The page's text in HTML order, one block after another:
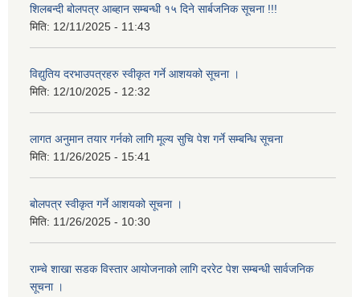
शिलबन्दी बोलपत्र आब्हान सम्बन्धी १५ दिने सार्बजनिक सूचना !!!
मिति: 12/11/2025 - 11:43
विद्युतिय दरभाउपत्रहरु स्वीकृत गर्ने आशयको सूचना ।
मिति: 12/10/2025 - 12:32
लागत अनुमान तयार गर्नकाे लागि मूल्य सुचि पेश गर्ने सम्बन्धि सूचना
मिति: 11/26/2025 - 15:41
बोलपत्र स्वीकृत गर्ने आशयको सूचना ।
मिति: 11/26/2025 - 10:30
राम्चे शाखा सडक विस्तार आयोजनाको लागि दररेट पेश सम्बन्धी सार्वजनिक
सूचना ।